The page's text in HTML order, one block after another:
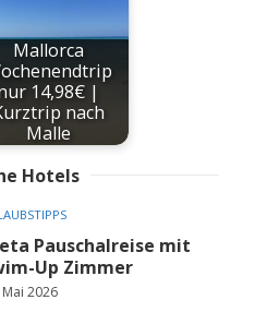
Mallorca
14,98€ |
nach
Malle
Hotels
Pauschalreise mit
Up Zimmer
2026